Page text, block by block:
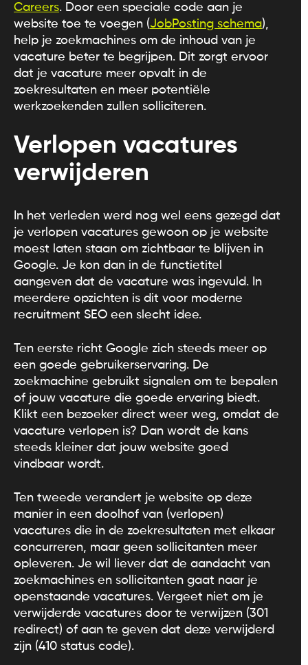
Careers. Door een speciale code aan je
website toe te voegen (JobPosting schema),
help je zoekmachines om de inhoud van je
vacature beter te begrijpen. Dit zorgt ervoor
dat je vacature meer opvalt in de
zoekresultaten en meer potentiële
werkzoekenden zullen solliciteren.
Verlopen vacatures
verwijderen
In het verleden werd nog wel eens gezegd dat
je verlopen vacatures gewoon op je website
moest laten staan om zichtbaar te blijven in
Google. Je kon dan in de functietitel
aangeven dat de vacature was ingevuld. In
meerdere opzichten is dit voor moderne
recruitment SEO een slecht idee.
Ten eerste richt Google zich steeds meer op
een goede gebruikerservaring. De
zoekmachine gebruikt signalen om te bepalen
of jouw vacature die goede ervaring biedt.
Klikt een bezoeker direct weer weg, omdat de
vacature verlopen is? Dan wordt de kans
steeds kleiner dat jouw website goed
vindbaar wordt.
Ten tweede verandert je website op deze
manier in een doolhof van (verlopen)
vacatures die in de zoekresultaten met elkaar
concurreren, maar geen sollicitanten meer
opleveren. Je wil liever dat de aandacht van
zoekmachines en sollicitanten gaat naar je
openstaande vacatures. Vergeet niet om je
verwijderde vacatures door te verwijzen (301
redirect) of aan te geven dat deze verwijderd
zijn (410 status code).